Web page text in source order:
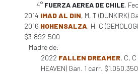
4° FUERZA AEREA DE CHILE,
2014 IMAD AL DIN, M, T (DUNKIRK)
2016 HOHENSALZA, H, C
$3.892.500
Madre de:
2022 FALLEN DREAMER, C, C
HEAVEN) Gan. 1 carr. $1.050.350